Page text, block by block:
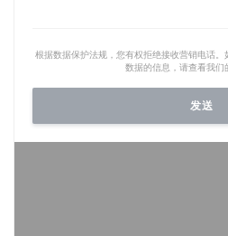
根据数据保护法规，您有权拒绝接收营销电话
数据的信息，请查看我们